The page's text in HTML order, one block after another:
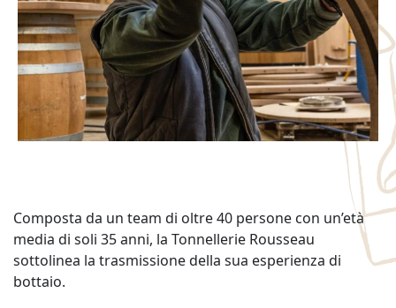
Composta da un team di oltre 40 persone con un’età
media di soli 35 anni, la Tonnellerie Rousseau
sottolinea la trasmissione della sua esperienza di
bottaio.